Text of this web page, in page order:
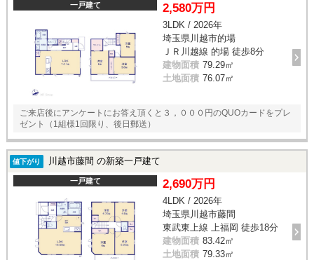
一戸建て 2,580万円
3LDK / 2026年
埼玉県川越市的場
ＪＲ川越線 的場 徒歩8分
建物面積 79.29㎡
土地面積 76.07㎡
ご来店後にアンケートにお答え頂くと３，０００円のQUOカードをプレ
ゼント（1組様1回限り、後日郵送）
値下がり 川越市藤間 の新築一戸建て
一戸建て 2,690万円
4LDK / 2026年
埼玉県川越市藤間
東武東上線 上福岡 徒歩18分
建物面積 83.42㎡
土地面積 79.33㎡